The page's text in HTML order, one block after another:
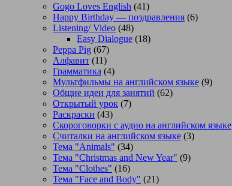
Gogo Loves English (41)
Happy Birthday — поздравления (6)
Listening/ Video (48)
Easy Dialogue (18)
Peppa Pig (67)
Алфавит (11)
Грамматика (4)
Мультфильмы на английском языке (9)
Общие идеи для занятий (62)
Открытый урок (7)
Раскраски (43)
Скороговорки с аудио на английском языке
Считалки на английском языке (3)
Тема "Animals" (34)
Тема "Christmas and New Year" (9)
Тема "Clothes" (16)
Тема "Face and Body" (21)